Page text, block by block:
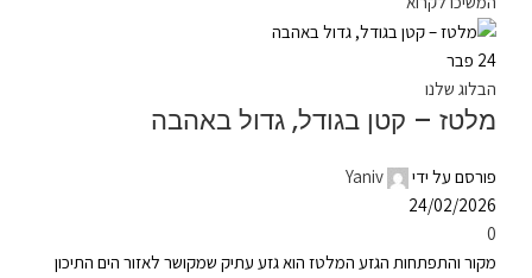
24 פבר
הבלוג שלנו
מלטז – קטן בגודל, גדול באהבה
פורסם על ידי
Yaniv
24/02/2026
0
מקור והתפתחות הגזע המלטז הוא גזע עתיק שמקושר לאזור הים התיכון